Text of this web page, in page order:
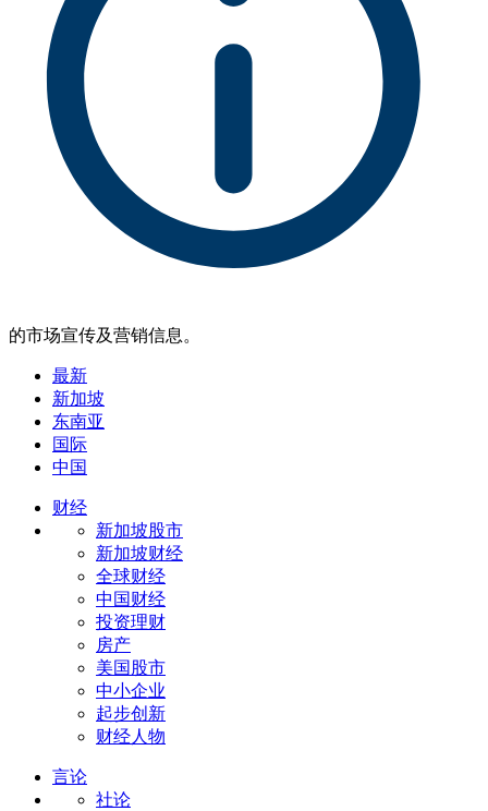
的市场宣传及营销信息。
最新
新加坡
东南亚
国际
中国
财经
新加坡股市
新加坡财经
全球财经
中国财经
投资理财
房产
美国股市
中小企业
起步创新
财经人物
言论
社论